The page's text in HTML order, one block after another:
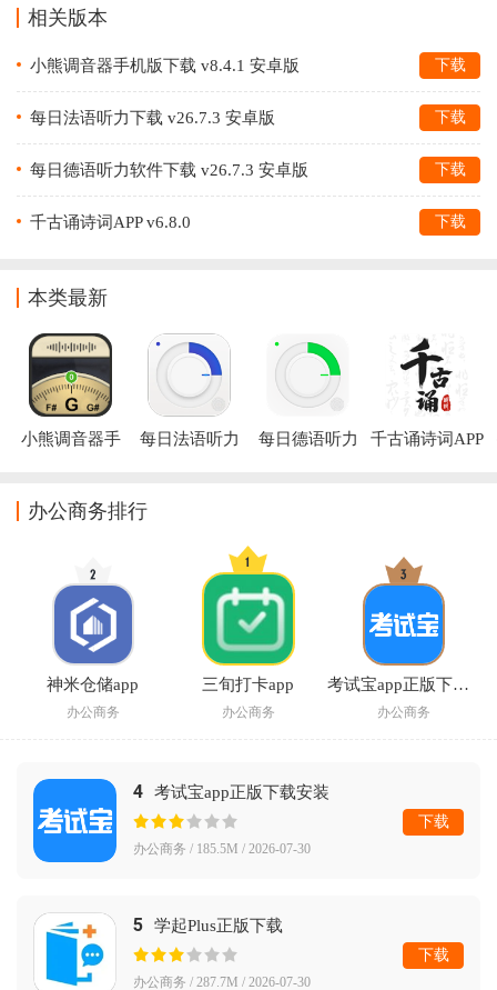
相关版本
小熊调音器手机版下载 v8.4.1 安卓版 下载
每日法语听力下载 v26.7.3 安卓版 下载
每日德语听力软件下载 v26.7.3 安卓版 下载
千古诵诗词APP v6.8.0 下载
本类最新
小熊调音器手
每日法语听力
每日德语听力
千古诵诗词APP
办公商务排行
神米仓储app
办公商务
三旬打卡app
办公商务
考试宝app正版下载安装
办公商务
4 考试宝app正版下载安装
办公商务 / 185.5M / 2026-07-30
下载
5 学起Plus正版下载
办公商务 / 287.7M / 2026-07-30
下载